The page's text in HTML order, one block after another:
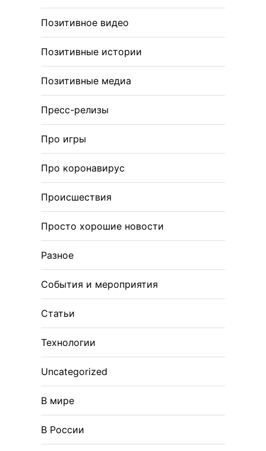
Позитивное видео
Позитивные истории
Позитивные медиа
Пресс-релизы
Про игры
Про коронавирус
Происшествия
Просто хорошие новости
Разное
События и мероприятия
Статьи
Технологии
Uncategorized
В мире
В России